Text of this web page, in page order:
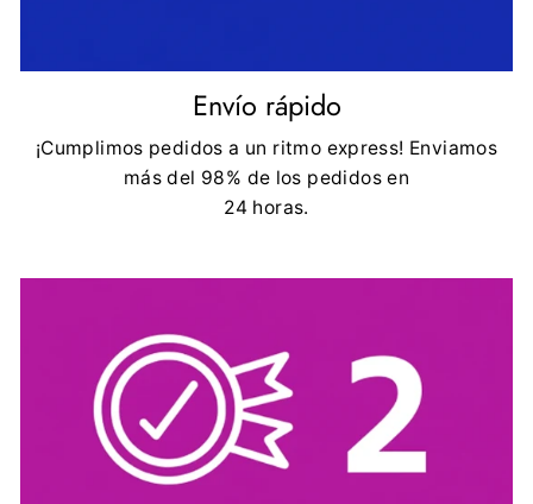
Envío rápido
¡Cumplimos pedidos a un ritmo express! Enviamos
más del 98% de los pedidos en
24 horas.